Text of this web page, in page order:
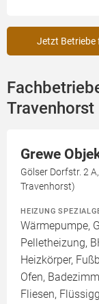
Jetzt Betriebe
Travenhorst
Grewe
Gölser Dorfstr. 2
Travenhorst)
HEIZUNG
Wärmepumpe,
Pelletheizung,
Heizkörper,
Ofen,
Fliesen,